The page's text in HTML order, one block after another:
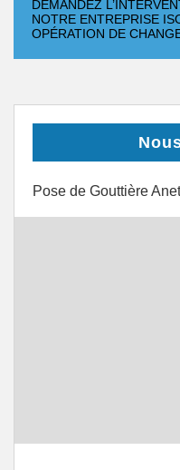
DEMANDEZ
NOTRE ENTREPRISE
OPÉRATION DE
Pose de Gouttière